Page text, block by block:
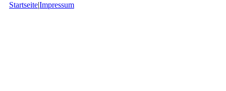
Startseite|Impressum